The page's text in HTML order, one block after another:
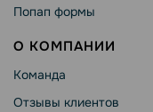
Попап формы
О КОМПАНИИ
Команда
Отзывы клиентов